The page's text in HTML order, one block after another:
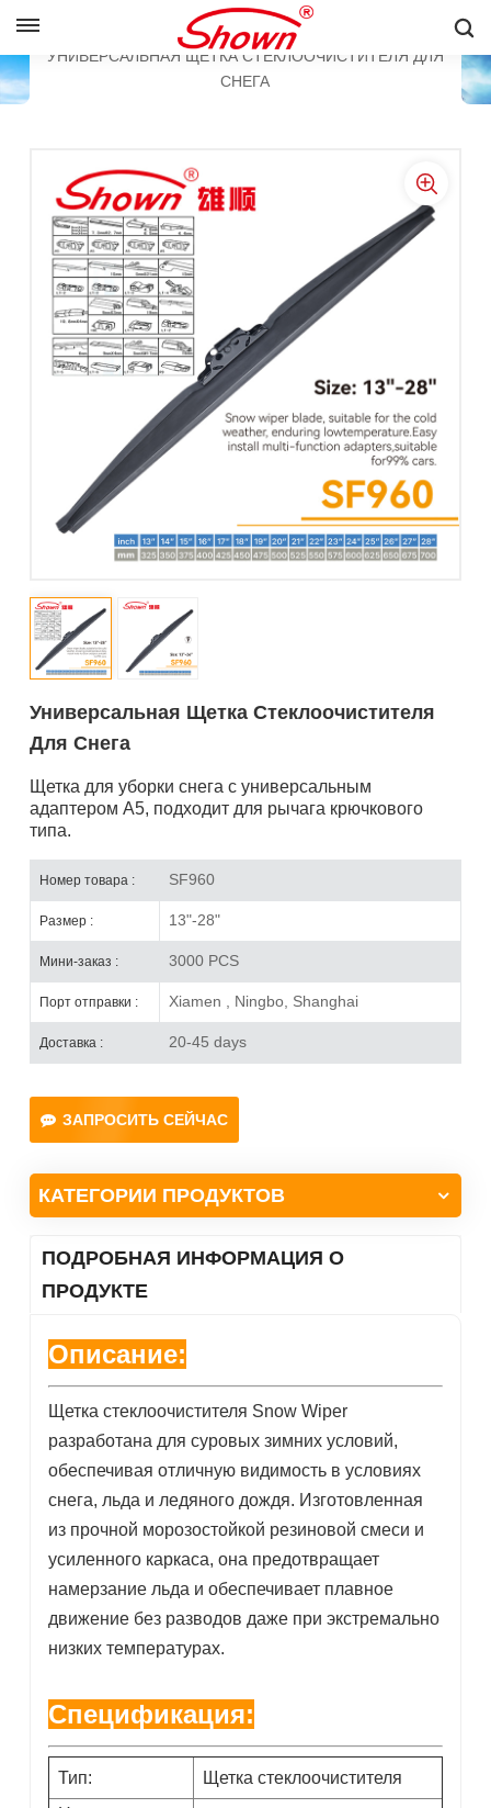
Español
中文
ЩЕТКА СТЕКЛООЧИСТИТЕЛЯ ДЛЯ СНЕГА
УНИВЕРСАЛЬНАЯ ЩЕТКА СТЕКЛООЧИСТИТЕЛЯ ДЛЯ
СНЕГА
Универсальная Щетка Стеклоочистителя
Для Снега
Щетка для уборки снега с универсальным
адаптером А5, подходит для рычага крючкового
типа.
Номер товара : SF960
Размер : 13"-28"
Мини-заказ : 3000 PCS
Порт отправки : Xiamen , Ningbo, Shanghai
Доставка : 20-45 days
ЗАПРОСИТЬ СЕЙЧАС
КАТЕГОРИИ ПРОДУКТОВ
ПОДРОБНАЯ ИНФОРМАЦИЯ О
ПРОДУКТЕ
Описание:
Щетка стеклоочистителя Snow Wiper
разработана для суровых зимних условий,
обеспечивая отличную видимость в условиях
снега, льда и ледяного дождя. Изготовленная
из прочной морозостойкой резиновой смеси и
усиленного каркаса, она предотвращает
намерзание льда и обеспечивает плавное
движение без разводов даже при экстремально
низких температурах.
Спецификация:
Тип:
Щетка стеклоочистителя